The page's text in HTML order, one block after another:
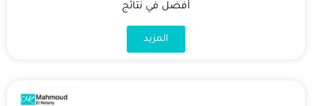
أفضل في نتائج
المزيد